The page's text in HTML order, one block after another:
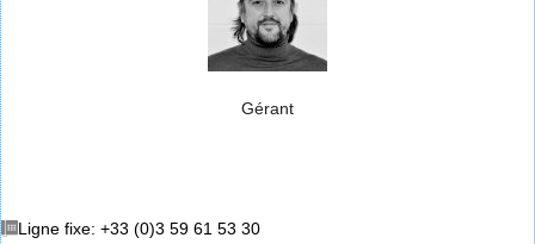
Gérant
Ligne fixe: +33 (0)3 59 61 53 30